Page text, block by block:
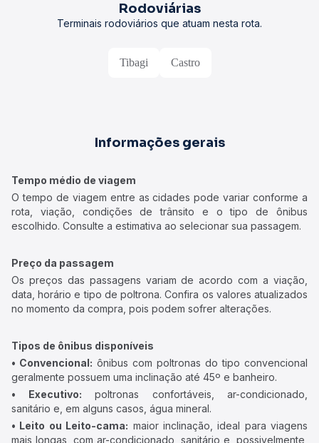
Rodoviárias
Terminais rodoviários que atuam nesta rota.
Tibagi Castro
Informações gerais
Tempo médio de viagem
O tempo de viagem entre as cidades pode variar conforme a
rota, viação, condições de trânsito e o tipo de ônibus
escolhido. Consulte a estimativa ao selecionar sua passagem.
Preço da passagem
Os preços das passagens variam de acordo com a viação,
data, horário e tipo de poltrona. Confira os valores atualizados
no momento da compra, pois podem sofrer alterações.
Tipos de ônibus disponíveis
• Convencional: ônibus com poltronas do tipo convencional
geralmente possuem uma inclinação até 45º e banheiro.
• Executivo: poltronas confortáveis, ar-condicionado,
sanitário e, em alguns casos, água mineral.
• Leito ou Leito-cama: maior inclinação, ideal para viagens
mais longas, com ar-condicionado, sanitário e, possivelmente,